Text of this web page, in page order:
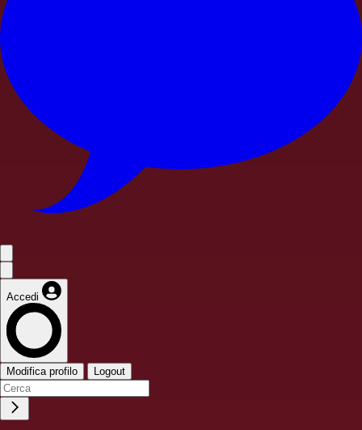
Accedi
Modifica profilo Logout